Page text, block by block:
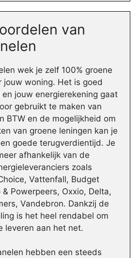
van
wek je zelf 100% groene
jouw woning. Het is goed
jouw energierekening gaat
gebruikt te maken van
BTW en de mogelijkheid om
van groene leningen kan je
goede terugverdientijd. Je
afhankelijk van de
zoals
Vattenfall, Budget
& Powerpeers, Oxxio, Delta,
Vandebron. Dankzij de
is het heel rendabel om
leveren aan het net.
hebben een steeds